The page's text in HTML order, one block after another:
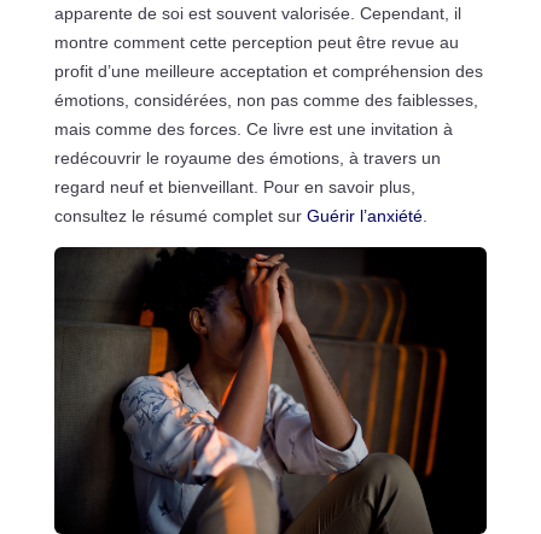
apparente de soi est souvent valorisée. Cependant, il
montre comment cette perception peut être revue au
profit d’une meilleure acceptation et compréhension des
émotions, considérées, non pas comme des faiblesses,
mais comme des forces. Ce livre est une invitation à
redécouvrir le royaume des émotions, à travers un
regard neuf et bienveillant. Pour en savoir plus,
consultez le résumé complet sur Guérir l’anxiété.